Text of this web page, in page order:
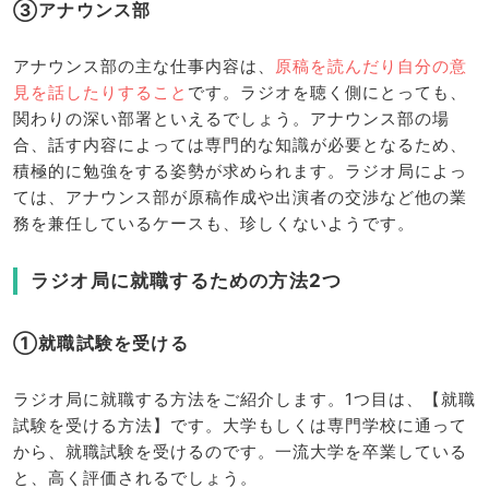
③アナウンス部
アナウンス部の主な仕事内容は、 原稿を読んだり自分の意
見を話したりすること です。ラジオを聴く側にとっても、
関わりの深い部署といえるでしょう。アナウンス部の場
合、話す内容によっては専門的な知識が必要となるため、
積極的に勉強をする姿勢が求められます。ラジオ局によっ
ては、アナウンス部が原稿作成や出演者の交渉など他の業
務を兼任しているケースも、珍しくないようです。
ラジオ局に就職するための方法2つ
①就職試験を受ける
ラジオ局に就職する方法をご紹介します。1つ目は、【就職
試験を受ける方法】です。大学もしくは専門学校に通って
から、就職試験を受けるのです。一流大学を卒業している
と、高く評価されるでしょう。